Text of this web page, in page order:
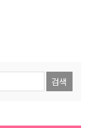
검색